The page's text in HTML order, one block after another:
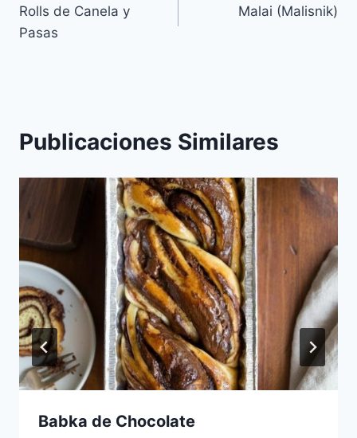
de
Rolls de Canela y
Pasas
Malai (Malisnik)
Publicaciones Similares
Babka de Chocolate